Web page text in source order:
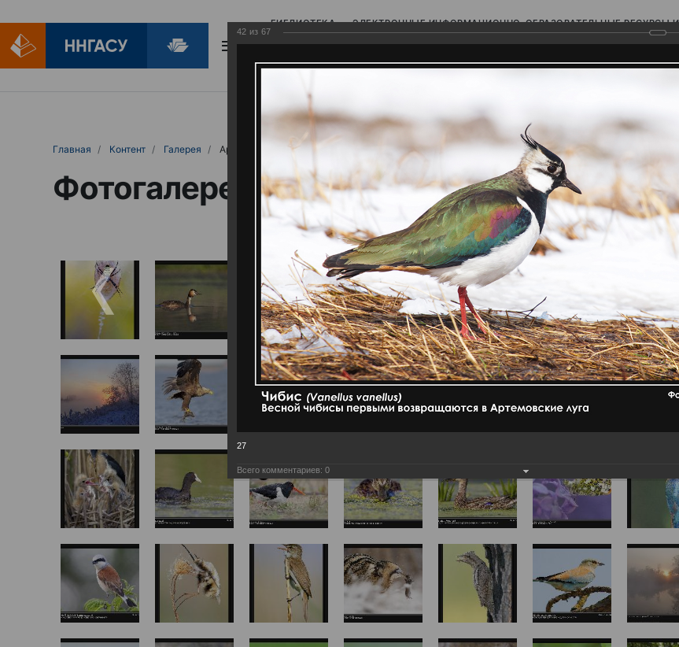
БИБЛИОТЕКА ЭЛЕКТРОННЫЕ ИНФОРМАЦИОННО-ОБРАЗОВАТЕЛЬНЫЕ РЕСУРСЫ
БИБЛИОПОМОЩЬ
Главная Контент Галерея Артемовские луга – жемчужина Нижегородского Поволжья
Фотогалерея
42 из 67
27
Всего комментариев: 0